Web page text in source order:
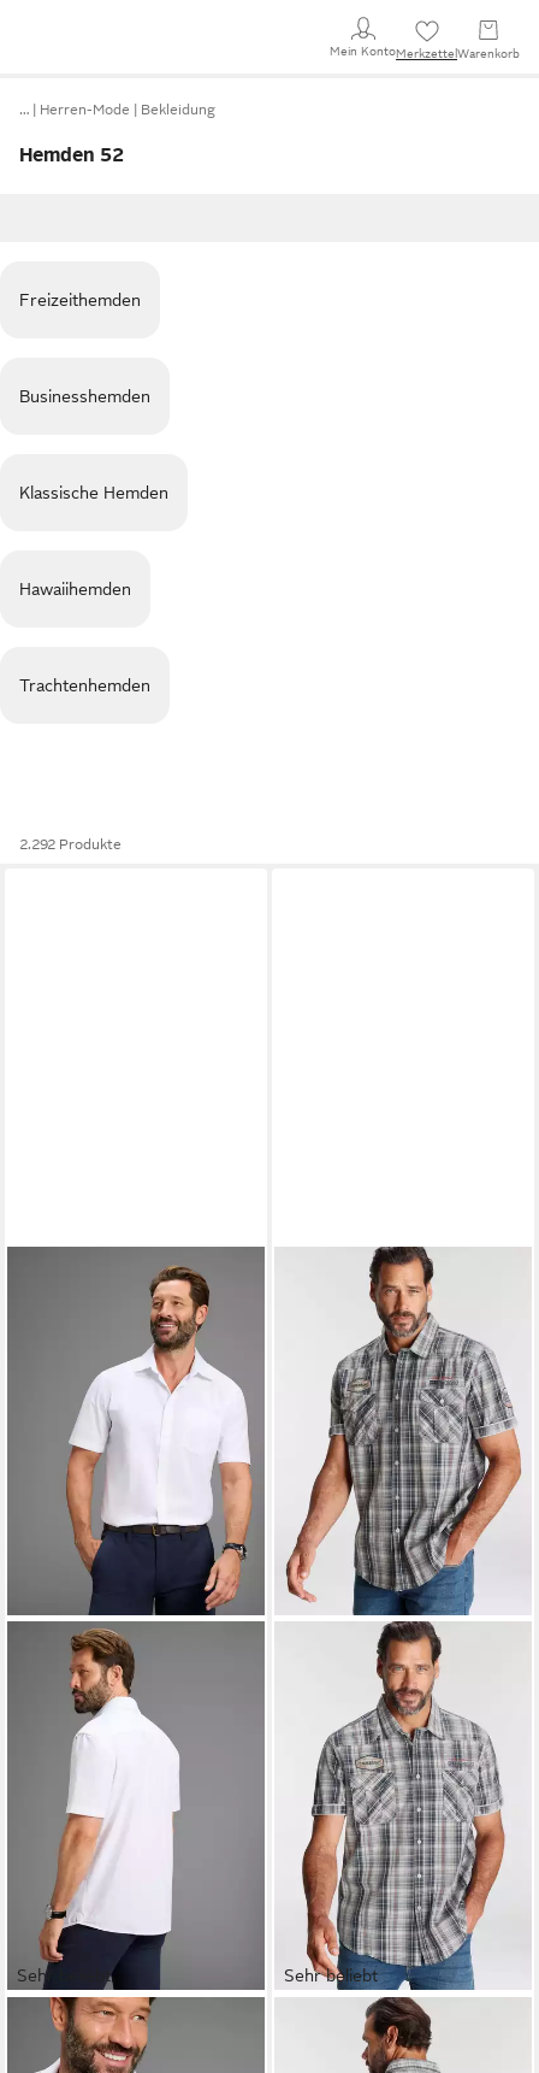
Mein KontoMerkzettel Warenkorb
… Herren-Mode Bekleidung
Hemden 52
Freizeithemden
Businesshemden
Klassische Hemden
Hawaiihemden
Trachtenhemden
2.292 Produkte
Sehr beliebt
MAN'S WORLD
Kurzarmhemd Kurzarm
Sehr beliebt
MAN'S WORLD
Kurzarmhemd im Karodesign